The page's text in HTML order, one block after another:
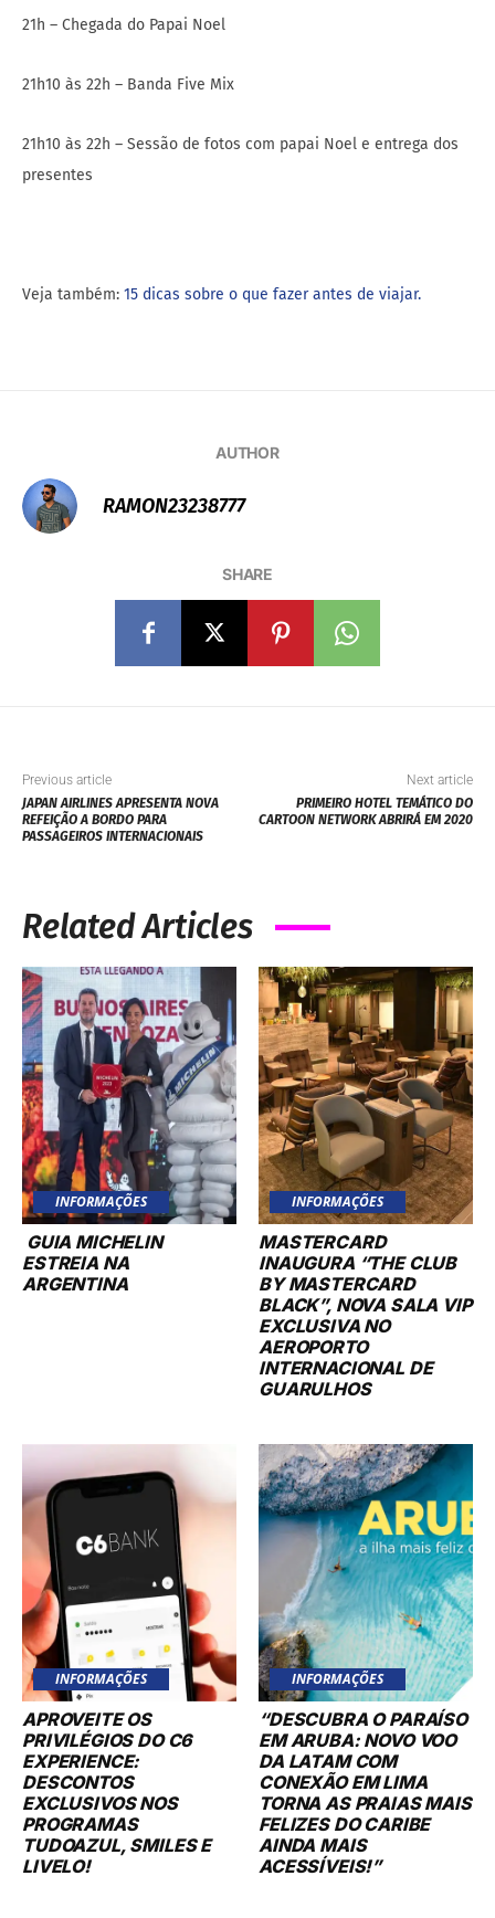
21h – Chegada do Papai Noel
21h10 às 22h – Banda Five Mix
21h10 às 22h – Sessão de fotos com papai Noel e entrega dos
presentes
Veja também: 15 dicas sobre o que fazer antes de viajar.
AUTHOR
RAMON23238777
SHARE
Previous article
JAPAN AIRLINES APRESENTA NOVA
REFEIÇÃO A BORDO PARA
PASSAGEIROS INTERNACIONAIS
Next article
PRIMEIRO HOTEL TEMÁTICO DO
CARTOON NETWORK ABRIRÁ EM 2020
Related Articles
INFORMAÇÕES
GUIA MICHELIN
ESTREIA NA
ARGENTINA
INFORMAÇÕES
MASTERCARD
INAUGURA “THE CLUB
BY MASTERCARD
BLACK”, NOVA SALA VIP
EXCLUSIVA NO
AEROPORTO
INTERNACIONAL DE
GUARULHOS
INFORMAÇÕES
APROVEITE OS
PRIVILÉGIOS DO C6
EXPERIENCE:
DESCONTOS
EXCLUSIVOS NOS
PROGRAMAS
TUDOAZUL, SMILES E
LIVELO!
INFORMAÇÕES
“DESCUBRA O PARAÍSO
EM ARUBA: NOVO VOO
DA LATAM COM
CONEXÃO EM LIMA
TORNA AS PRAIAS MAIS
FELIZES DO CARIBE
AINDA MAIS
ACESSÍVEIS!”